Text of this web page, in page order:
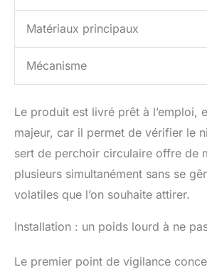
Matériaux principaux
Mécanisme
Le produit est livré prêt à l’emploi,
majeur, car il permet de vérifier le
sert de perchoir circulaire offre de
plusieurs simultanément sans se
volatiles que l’on souhaite attirer.
Installation : un poids lourd à ne
Le premier point de vigilance